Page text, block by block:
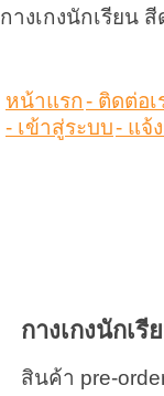
กางเกงนักเรียน
หน้าแรก- ติดต่อเ
- เข้าสู่ระบบ- แจ้
กางเกงนักเรี
สินค้า pre-